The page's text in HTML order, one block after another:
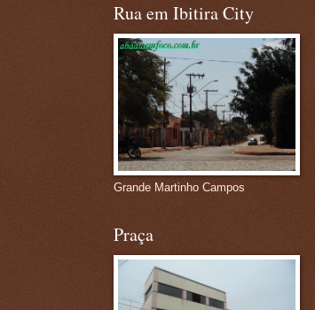
Rua em Ibitira City
Grande Martinho Campos
Praça